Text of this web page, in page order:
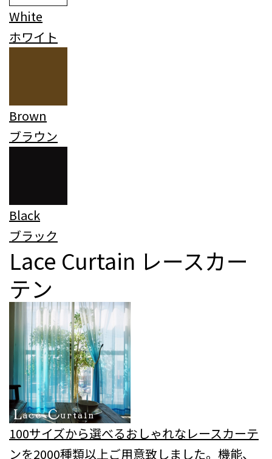
White
ホワイト
Brown
ブラウン
Black
ブラック
Lace Curtain レースカー
テン
100サイズから選べるおしゃれなレースカーテ
ンを2000種類以上ご用意致しました。機能、